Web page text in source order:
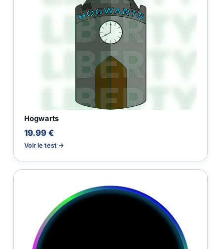
Hogwarts
19.99 €
Voir le test →